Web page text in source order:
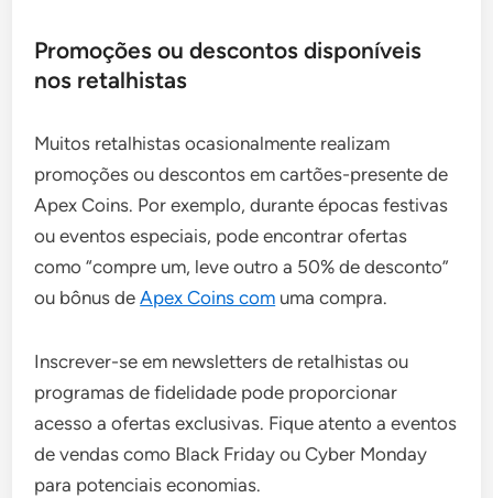
Promoções ou descontos disponíveis
nos retalhistas
Muitos retalhistas ocasionalmente realizam
promoções ou descontos em cartões-presente de
Apex Coins. Por exemplo, durante épocas festivas
ou eventos especiais, pode encontrar ofertas
como “compre um, leve outro a 50% de desconto”
ou bônus deApex Coins com uma compra.
Inscrever-se em newsletters de retalhistas ou
programas de fidelidade pode proporcionar
acesso a ofertas exclusivas. Fique atento a eventos
de vendas como Black Friday ou Cyber Monday
para potenciais economias.